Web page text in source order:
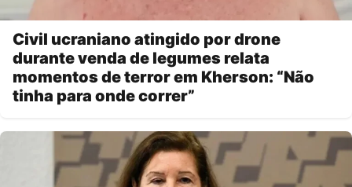
Civil ucraniano atingido por drone
durante venda de legumes relata
momentos de terror em Kherson: “Não
tinha para onde correr”